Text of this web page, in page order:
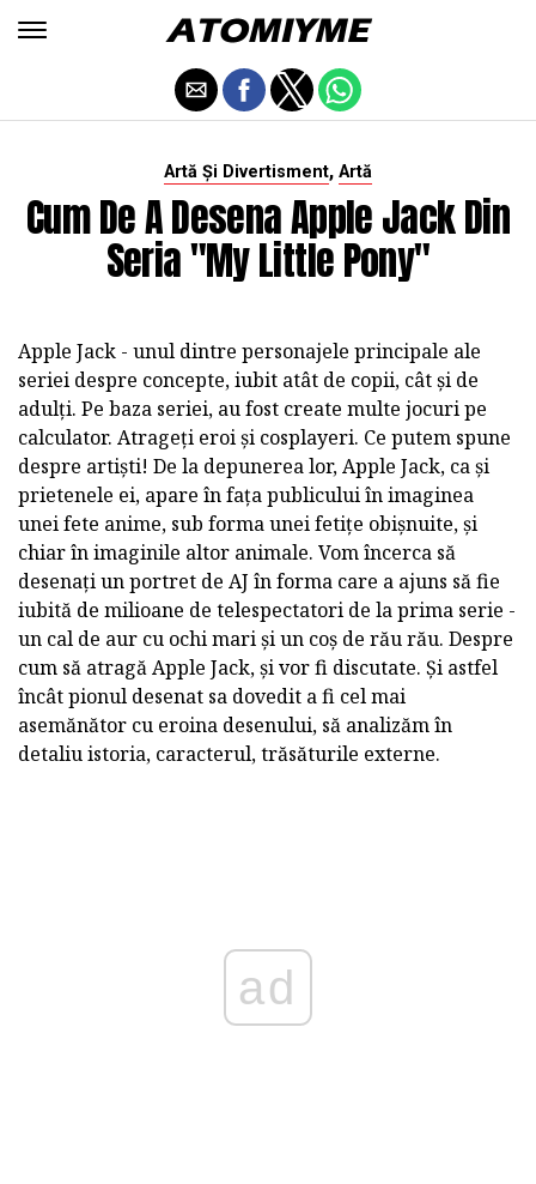
Artă Și Divertisment, Artă
Cum De A Desena Apple Jack Din
Seria "My Little Pony"
Apple Jack - unul dintre personajele principale ale
seriei despre concepte, iubit atât de copii, cât și de
adulți. Pe baza seriei, au fost create multe jocuri pe
calculator. Atrageți eroi și cosplayeri. Ce putem spune
despre artiști! De la depunerea lor, Apple Jack, ca și
prietenele ei, apare în fața publicului în imaginea
unei fete anime, sub forma unei fetițe obișnuite, și
chiar în imaginile altor animale. Vom încerca să
desenați un portret de AJ în forma care a ajuns să fie
iubită de milioane de telespectatori de la prima serie -
un cal de aur cu ochi mari și un coș de rău rău. Despre
cum să atragă Apple Jack, și vor fi discutate. Și astfel
încât pionul desenat sa dovedit a fi cel mai
asemănător cu eroina desenului, să analizăm în
detaliu istoria, caracterul, trăsăturile externe.
ad